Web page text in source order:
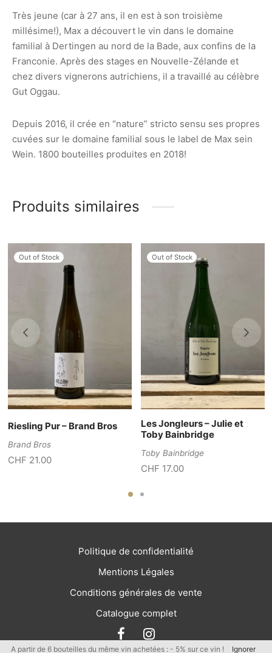
A partir de 6 bouteilles du même vin achetées : - 5% sur ce vin ! Ignorer
Très jeune (car à 27 ans, il en est à son troisième
millésime!), Max a découvert le vin dans le domaine
familial à Dertingen au nord de la Bade, aux confins de la
Franconie. Après des stages en Nouvelle-Zélande et
chez divers vignerons autrichiens, il a travaillé au célèbre
Gut Oggau.
Depuis 2016, il crée en “nature” stricto sensu ses propres
cuvées sur le domaine familial sous le label de Max sein
Wein. 1800 bouteilles produites en 2018!
Produits similaires
Out of Stock
Riesling Pur – Brand Bros
Brand Bros
CHF 21.00
Out of Stock
Les Jongleurs – Julie et
Toby Bainbridge
Toby Bainbridge
CHF 17.00
Politique de confidentialité
Mentions Légales
Conditions générales de vente
Catalogue complet